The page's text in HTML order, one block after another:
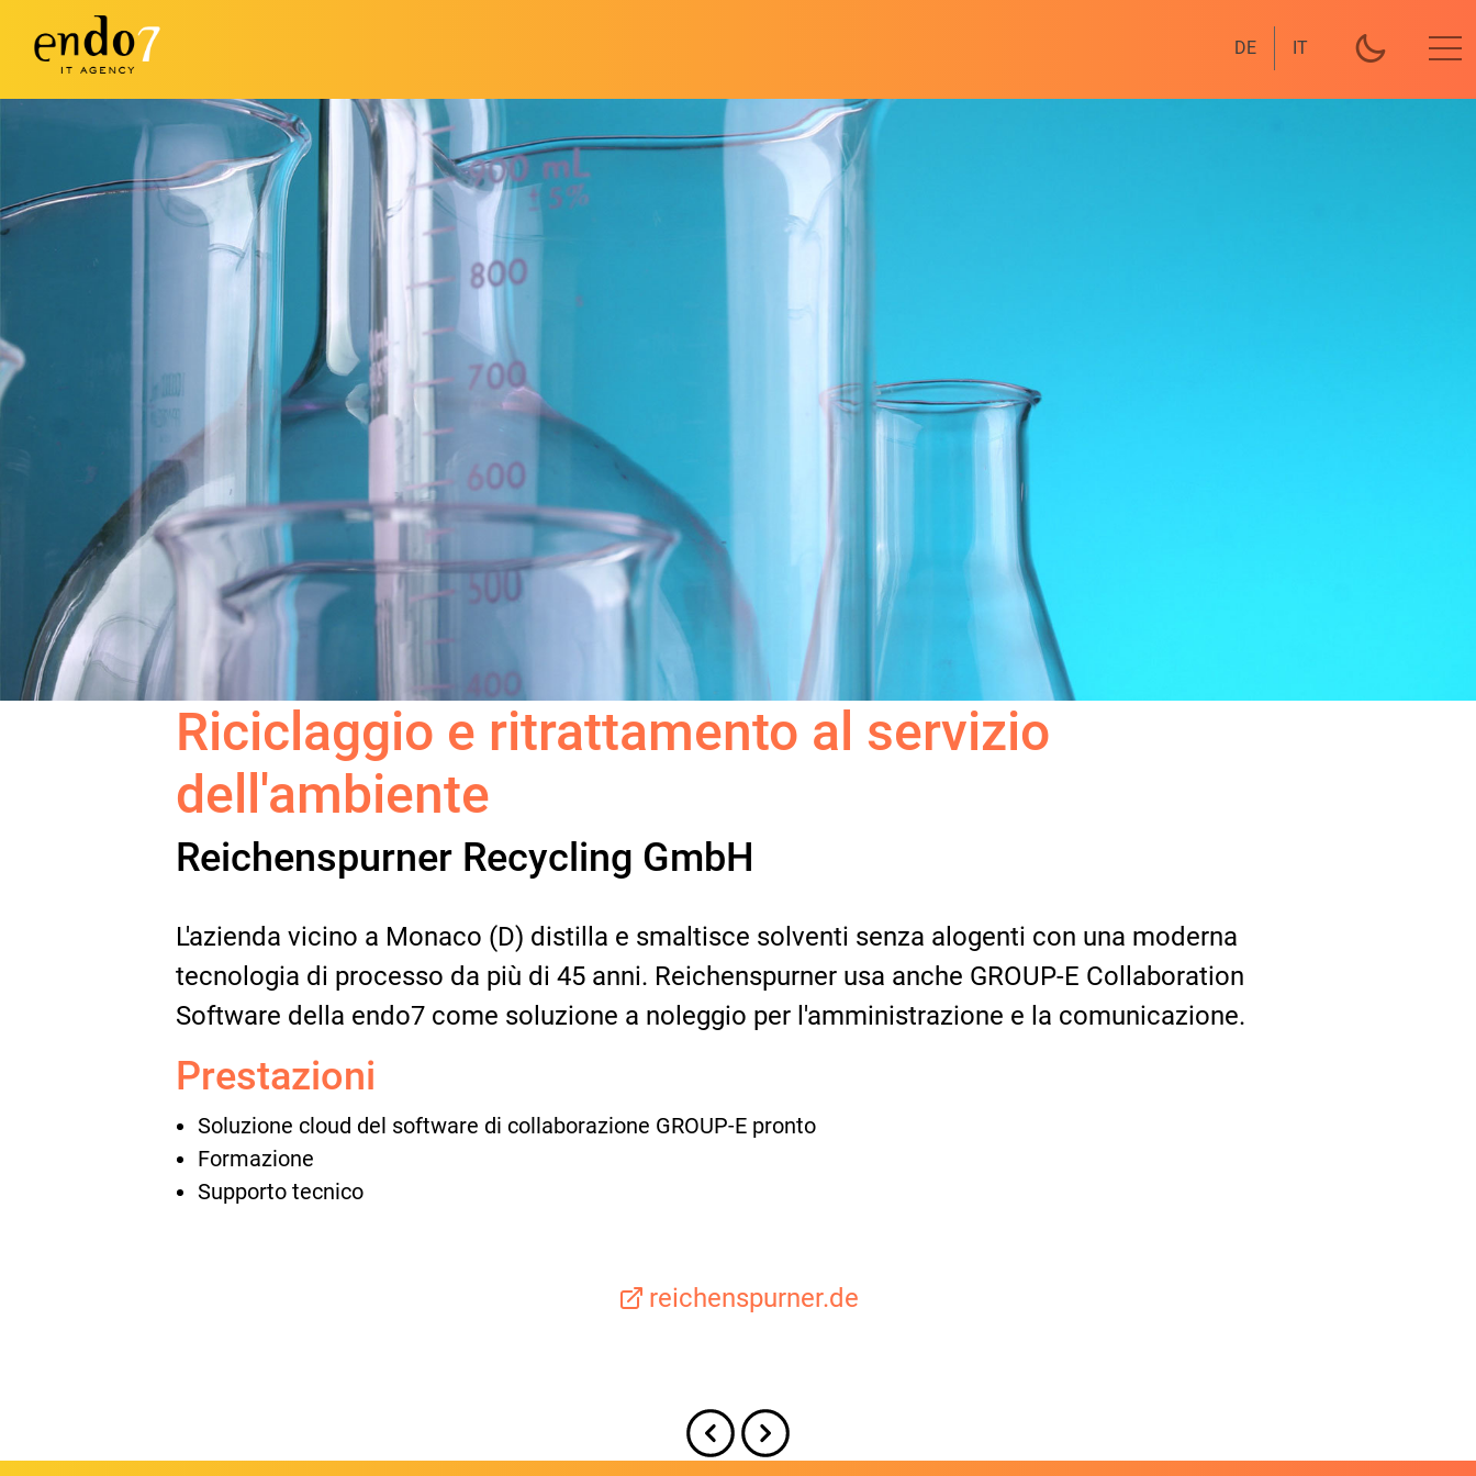
DE IT
Riciclaggio e ritrattamento al servizio
dell'ambiente
Reichenspurner Recycling GmbH
L'azienda vicino a Monaco (D) distilla e smaltisce solventi senza alogenti con una moderna
tecnologia di processo da più di 45 anni. Reichenspurner usa anche GROUP-E Collaboration
Software della endo7 come soluzione a noleggio per l'amministrazione e la comunicazione.
Prestazioni
Soluzione cloud del software di collaborazione GROUP-E pronto
Formazione
Supporto tecnico
reichenspurner.de